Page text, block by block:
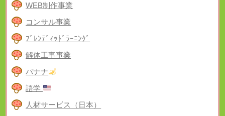
WEB制作事業
コンサル事業
ﾌﾞﾚﾝﾃﾞｨｯﾄﾞﾗｰﾆﾝｸﾞ
解体工事事業
バナナ
語学
人材サービス（日本）